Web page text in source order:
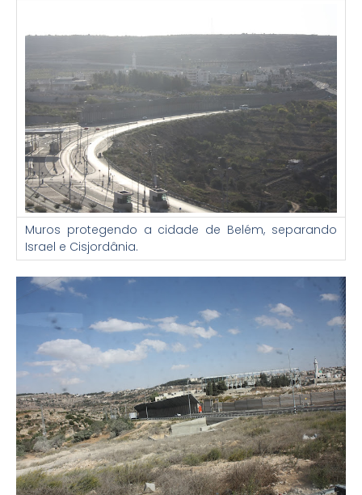
Muros protegendo a cidade de Belém, separando
Israel e Cisjordânia.